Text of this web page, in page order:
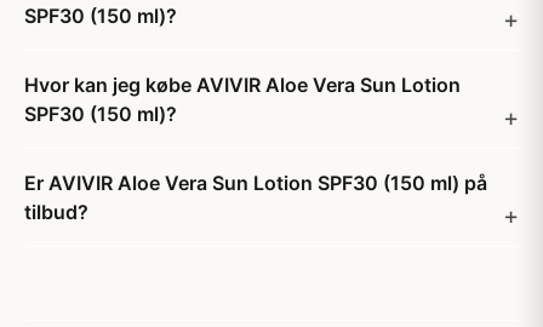
SPF30 (150 ml)?
Hvor kan jeg købe AVIVIR Aloe Vera Sun Lotion
SPF30 (150 ml)?
Er AVIVIR Aloe Vera Sun Lotion SPF30 (150 ml) på
tilbud?